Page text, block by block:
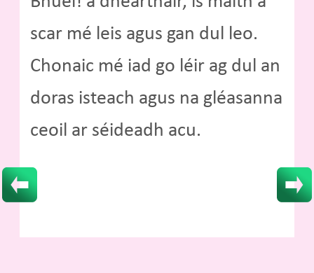
scar mé leis agus gan dul leo.
Chonaic mé iad go léir ag dul an
doras isteach agus na gléasanna
ceoil ar séideadh acu.